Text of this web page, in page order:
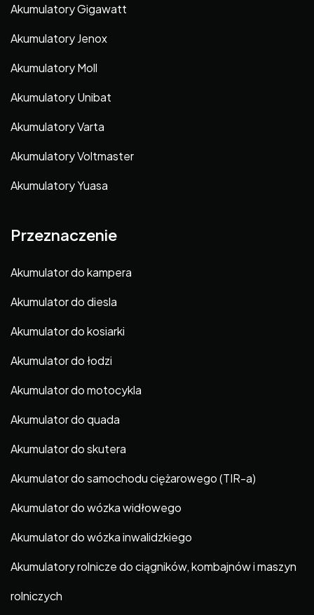
Akumulatory Gigawatt
Akumulatory Jenox
Akumulatory Moll
Akumulatory Unibat
Akumulatory Varta
Akumulatory Voltmaster
Akumulatory Yuasa
Przeznaczenie
Akumulator do kampera
Akumulator do diesla
Akumulator do kosiarki
Akumulator do łodzi
Akumulator do motocykla
Akumulator do quada
Akumulator do skutera
Akumulator do samochodu ciężarowego (TIR-a)
Akumulator do wózka widłowego
Akumulator do wózka inwalidzkiego
Akumulatory rolnicze do ciągników, kombajnów i maszyn
rolniczych